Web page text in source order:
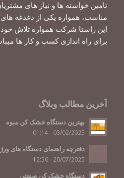
تامین خواسته ها و نیاز های
مناسب، همواره یکی از دغدغه
این راستا شرکت همواره تلاش خود
برای راه اندازی کسب و کار ها
آخرین مطالب وبلاگ
بهترین دستگاه خشک کن مبوه
03/02/2025 - 01:14
دفترچه راهنمای دستگاه های
20/07/2025 - 12:56
دستگاه خشک کن صنعتی